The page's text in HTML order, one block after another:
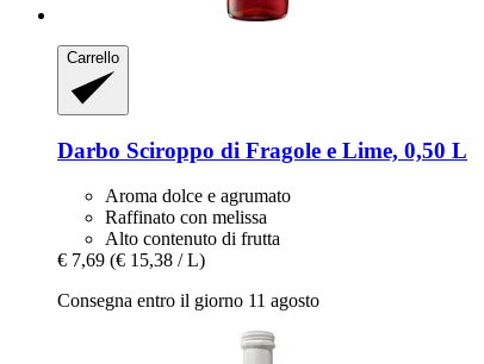
Carrello
Darbo Sciroppo di Fragole e Lime, 0,50 L
Aroma dolce e agrumato
Raffinato con melissa
Alto contenuto di frutta
€ 7,69 (€ 15,38 / L)
Consegna entro il giorno 11 agosto